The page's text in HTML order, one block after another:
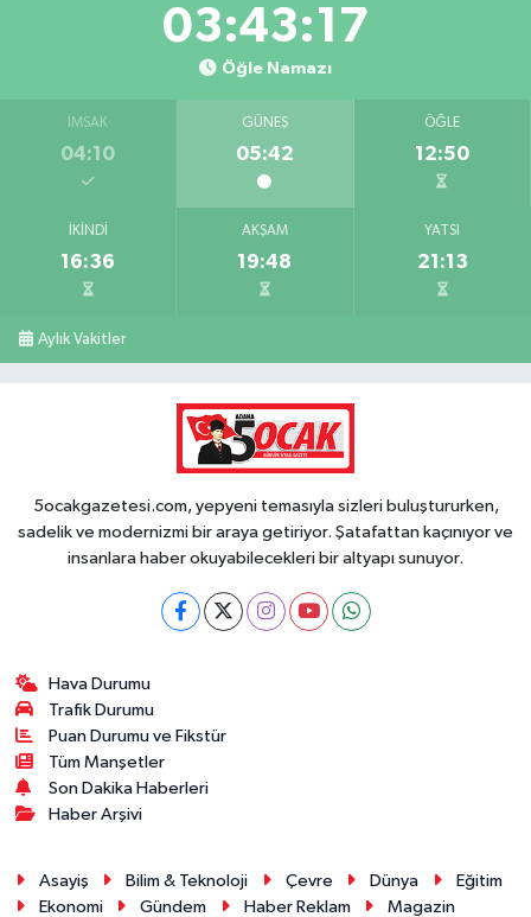
03:43:16
Öğle Namazı
İMSAK
04:10
GÜNEŞ
05:42
ÖĞLE
12:50
İKINDI
16:36
AKŞAM
19:48
YATSI
21:13
Aylık Vakitler
5ocakgazetesi.com, yepyeni temasıyla sizleri buluştururken,
sadelik ve modernizmi bir araya getiriyor. Şatafattan kaçınıyor ve
insanlara haber okuyabilecekleri bir altyapı sunuyor.
Hava Durumu
Trafik Durumu
Puan Durumu ve Fikstür
Tüm Manşetler
Son Dakika Haberleri
Haber Arşivi
Asayiş Bilim & Teknoloji Çevre Dünya
Eğitim
Ekonomi
Gündem Haber Reklam
Magazin